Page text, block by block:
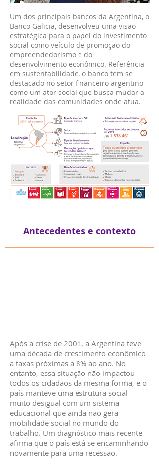
Um dos principais bancos da Argentina, o
Banco Galicia, desenvolveu uma visão
estratégica para o papel do investimento
social como veículo de promoção do
empreendedorismo e do
desenvolvimento econômico. Referência
em sustentabilidade, o banco tem se
destacado no setor financeiro argentino
como um ator social que busca mudar a
realidade das comunidades onde atua.
Antecedentes e contexto
Após a crise de 2001, a Argentina teve
uma década de crescimento econômico
a taxas próximas a 8% ao ano. No
entanto, essa situação não impactou
todos os cidadãos da mesma forma, e o
país manteve uma estrutura social
muito desigual com um sistema
educacional que ainda não gera
mobilidade social no mundo do
trabalho. Um diagnóstico mais recente
afirma que o país está se encaminhando
novamente para uma recessão.